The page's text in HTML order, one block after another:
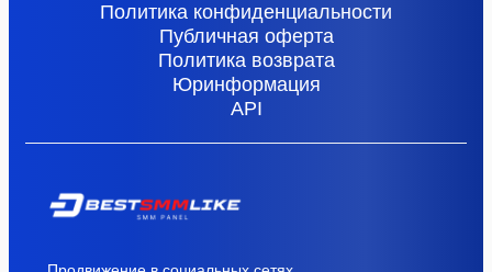
Политика конфиденциальности
Публичная оферта
Политика возврата
Юринформация
API